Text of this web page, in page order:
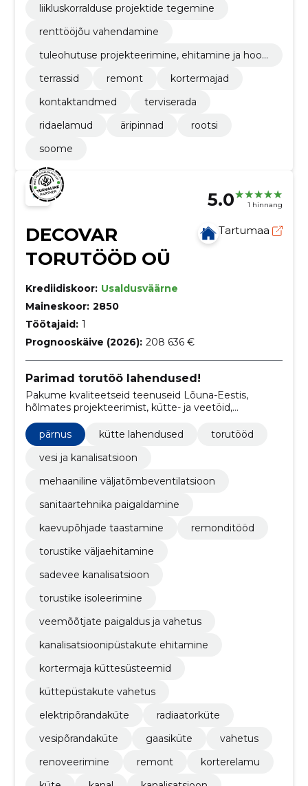
liikluskorralduse projektide tegemine
renttööjõu vahendamine
tuleohutuse projekteerimine, ehitamine ja hool
terrassid
remont
kortermajad
kontaktandmed
terviserada
ridaelamud
äripinnad
rootsi
soome
5.0 1 hinnang
DECOVAR
TORUTÖÖD OÜ
Tartumaa
Krediidiskoor: Usaldusväärne
Maineskoor: 2850
Töötajaid: 1
Prognooskäive (2026): 208 636 €
Parimad torutöö lahendused!
Pakume kvaliteetseid teenuseid Lõuna-Eestis,
hõlmates projekteerimist, kütte- ja veetöid,
pärnus
kütte lahendused
torutööd
vesi ja kanalisatsioon
mehaaniline väljatõmbeventilatsioon
sanitaartehnika paigaldamine
kaevupõhjade taastamine
remonditööd
torustike väljaehitamine
sadevee kanalisatsioon
torustike isoleerimine
veemõõtjate paigaldus ja vahetus
kanalisatsioonipüstakute ehitamine
kortermaja küttesüsteemid
küttepüstakute vahetus
elektripõrandaküte
radiaatorküte
vesipõrandaküte
gaasiküte
vahetus
renoveerimine
remont
korterelamu